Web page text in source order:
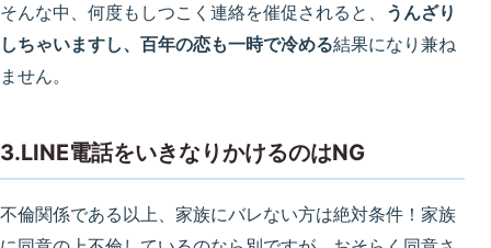
そんな中、何度もしつこく連絡を催促されると、
うんざり
しちゃいますし、百年の恋も一時で冷める結果になり兼ね
ません。
3.LINE電話をいきなりかけるのはNG
不倫関係である以上、家族にバレない方は絶対条件！家族